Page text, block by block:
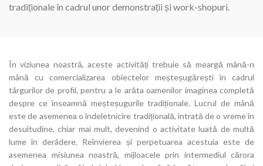
tradiționale în cadrul unor demonstrații și work-shopuri.
În viziunea noastră, aceste activități trebuie să meargă mână-n
mână cu comercializarea obiectelor meșteșugărești în cadrul
târgurilor de profil, pentru a le arăta oamenilor imaginea completă
despre ce înseamnă meșteșugurile tradiționale. Lucrul de mână
este de asemenea o îndeletnicire tradițională, intrată de o vreme în
desuitudine, chiar mai mult, devenind o activitate luată de multă
lume în derâdere. Reînvierea și perpetuarea acestuia este de
asemenea misiunea noastră, mijloacele prin intermediul cărora